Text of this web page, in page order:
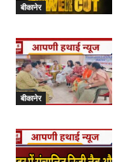
बीकानेर
बीकानेर